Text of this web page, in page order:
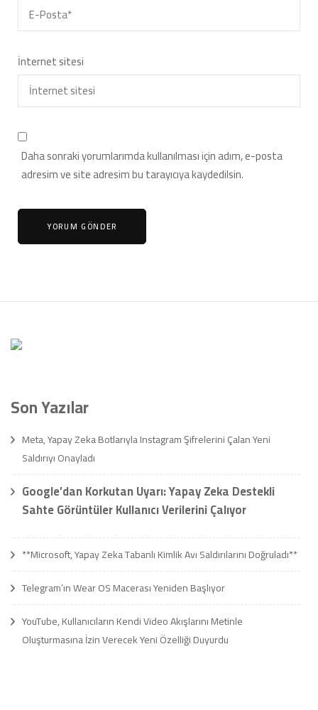
İnternet sitesi
Daha sonraki yorumlarımda kullanılması için adım, e-posta
adresim ve site adresim bu tarayıcıya kaydedilsin.
Son Yazılar
Meta, Yapay Zeka Botlarıyla Instagram Şifrelerini Çalan Yeni
Saldırıyı Onayladı
Google’dan Korkutan Uyarı: Yapay Zeka Destekli
Sahte Görüntüler Kullanıcı Verilerini Çalıyor
**Microsoft, Yapay Zeka Tabanlı Kimlik Avı Saldırılarını Doğruladı**
Telegram’ın Wear OS Macerası Yeniden Başlıyor
YouTube, Kullanıcıların Kendi Video Akışlarını Metinle
Oluşturmasına İzin Verecek Yeni Özelliği Duyurdu